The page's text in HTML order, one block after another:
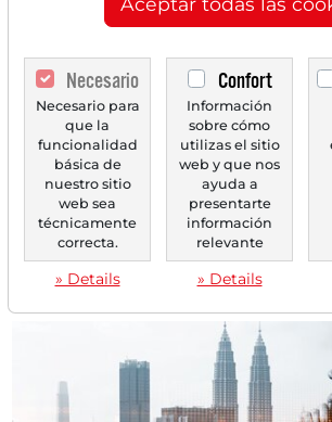
chips tras la racha tecnológica de EE.
mantienen firmes - Knorr-Bremse
de Oddo BHF se presenta firme -
bajo presión tras estudio de
AeroVironnement tras fuertes
cuarto trimestre con fuegos
precio!
El DAX se presenta el martes con
significativos tras las indicaciones
Street....
Necesario
Necesario para
que la
funcionalidad
básica de
nuestro sitio
web sea
técnicamente
correcta.
» Details
Confort
Información
sobre cómo
utilizas el sitio
web y que nos
ayuda a
presentarte
información
relevante
» Details